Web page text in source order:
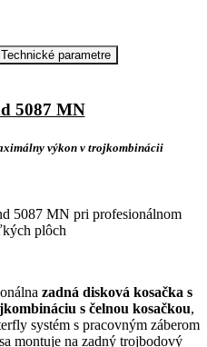
Technické parametre
5087 MN
výkon v trojkombinácii
zadná disková kosačka s
s čelnou kosačkou,
systém s pracovným záberom
montuje na zadný trojbodový